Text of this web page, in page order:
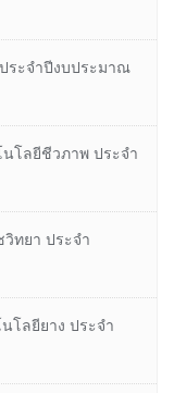
ประจําปีงบประมาณ
นโลยีชีวภาพ ประจํา
วิทยา ประจํา
โลยียาง ประจํา